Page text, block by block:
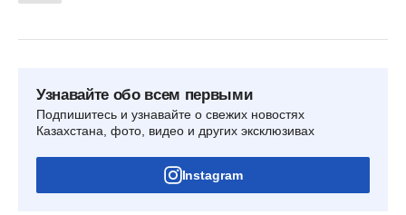
Узнавайте обо всем первыми
Подпишитесь и узнавайте о свежих новостях
Казахстана, фото, видео и других эксклюзивах
Instagram